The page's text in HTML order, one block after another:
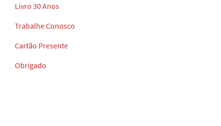
Livro 30 Anos
Trabalhe Conosco
Cartão Presente
Obrigado